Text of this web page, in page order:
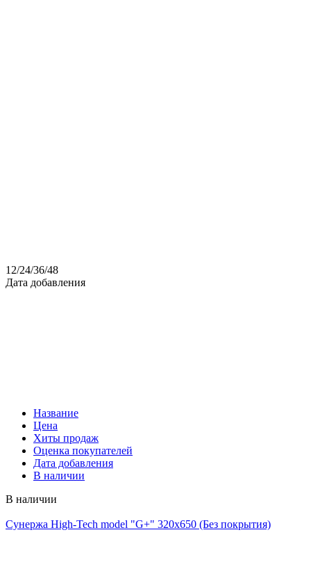
12/24/36/48
Дата добавления
Название
Цена
Хиты продаж
Оценка покупателей
Дата добавления
В наличии
В наличии
Сунержа High-Tech model "G+" 320х650 (Без покрытия)